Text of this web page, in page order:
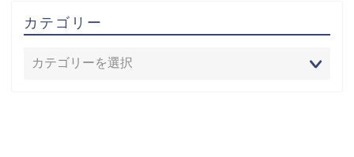
カテゴリー